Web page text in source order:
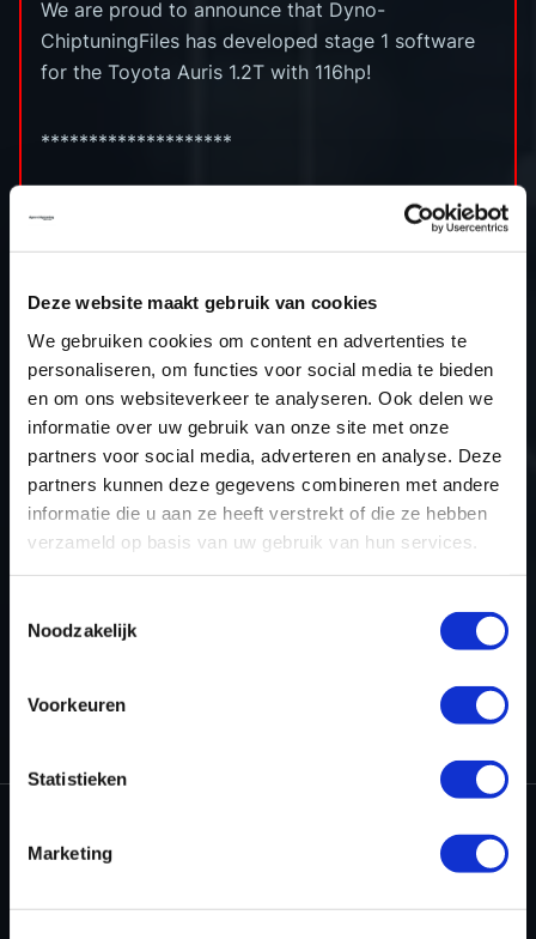
Deze website maakt gebruik van cookies
We gebruiken cookies om content en advertenties te
personaliseren, om functies voor social media te bieden
en om ons websiteverkeer te analyseren. Ook delen we
informatie over uw gebruik van onze site met onze
partners voor social media, adverteren en analyse. Deze
partners kunnen deze gegevens combineren met andere
informatie die u aan ze heeft verstrekt of die ze hebben
verzameld op basis van uw gebruik van hun services.
Noodzakelijk
Voorkeuren
Statistieken
Marketing
We are proud to announce that Dyno-
ChiptuningFiles has developed stage 1 software
for the Toyota Auris 1.2T with 116hp!
********************
Capacity: 1197cc
Power approx: 116hp
Power output: 140hp
Torque approx: 185nm
Torque output: 225nm
ECU: Denso 89663
RETURN TO OVERVIEW
STAGE 1 READY FOR THE TOYOTA AURIS 1.2T
Baarnschedijk 6 C1